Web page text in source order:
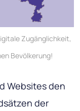
Zugänglichkeit,
Bevölkerung!
Websites den
der